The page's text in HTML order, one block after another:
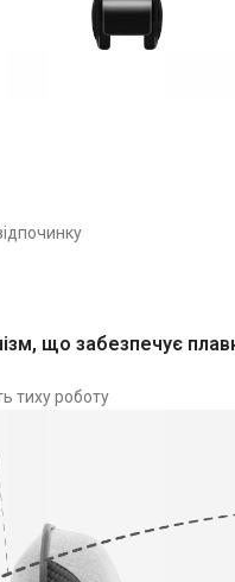
що забезпечує
тиху роботу